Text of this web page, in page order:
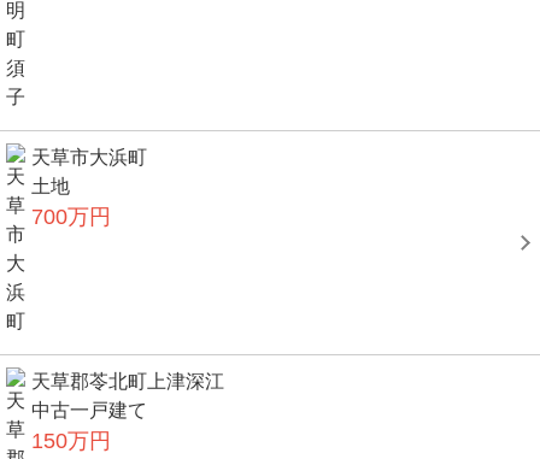
天草市大浜町
土地
700万円
天草郡苓北町上津深江
中古一戸建て
150万円